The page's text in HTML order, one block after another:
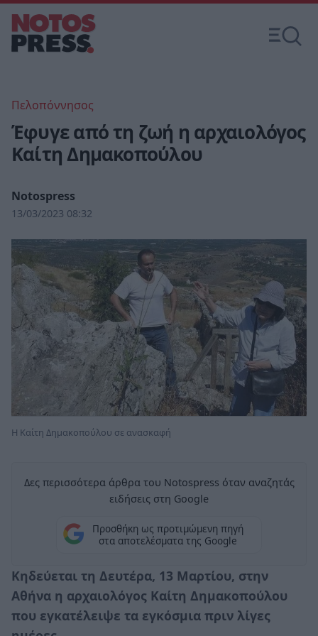
Πελοπόννησος
Έφυγε από τη ζωή η αρχαιολόγος
Καίτη Δημακοπούλου
Notospress
13/03/2023 08:32
Η Καίτη Δημακοπούλου σε ανασκαφή
Δες περισσότερα άρθρα του Notospress όταν αναζητάς
ειδήσεις στη Google
Προσθήκη ως προτιμώμενη πηγή
στα αποτελέσματα της Google
Κηδεύεται τη Δευτέρα, 13 Μαρτίου, στην
Αθήνα η αρχαιολόγος Καίτη Δημακοπούλου
που εγκατέλειψε τα εγκόσμια πριν λίγες